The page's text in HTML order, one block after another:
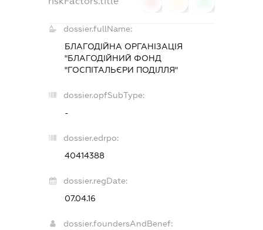
dossier.fullName:
БЛАГОДІЙНА ОРГАНІЗАЦІЯ
"БЛАГОДІЙНИЙ ФОНД
"ГОСПІТАЛЬЄРИ ПОДІЛЛЯ"
dossier.opfSubType:
-
dossier.edrpo:
40414388
dossier.regDate:
07.04.16
dossier.foundersAndBenef: